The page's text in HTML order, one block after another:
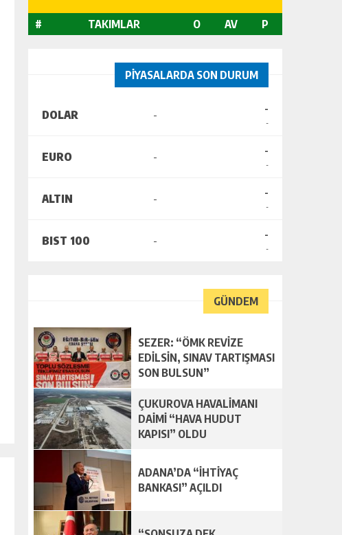
# TAKIMLAR O AV P
PİYASALARDA SON DURUM
DOLAR - -
-
EURO - -
-
ALTIN - -
-
BIST 100 - -
-
GÜNDEM
SEZER: “ÖMK REVİZE
EDİLSİN, SINAV TARTIŞMASI
SON BULSUN”
ÇUKUROVA HAVALİMANI
DAİMİ “HAVA HUDUT
KAPISI” OLDU
ADANA’DA “İHTİYAÇ
BANKASI” AÇILDI